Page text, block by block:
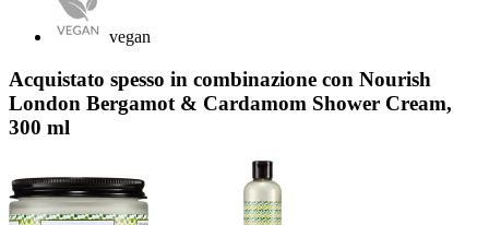
vegan
Acquistato spesso in combinazione con Nourish
London Bergamot & Cardamom Shower Cream,
300 ml